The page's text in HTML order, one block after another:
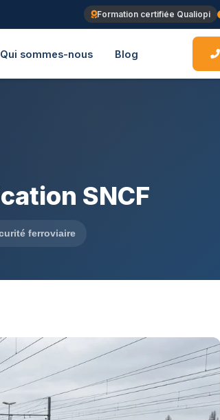
Formation certifiée Qualiopi
Qui sommes-nous Blog
SNCF
ferroviaire